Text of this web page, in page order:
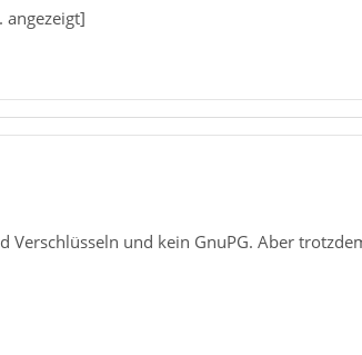
und kein GnuPG. Aber